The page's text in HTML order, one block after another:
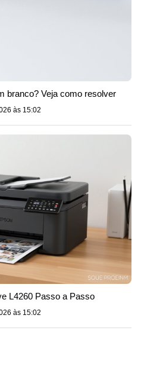
branco? Veja como resolver
às 15:02
L4260 Passo a Passo
às 15:02